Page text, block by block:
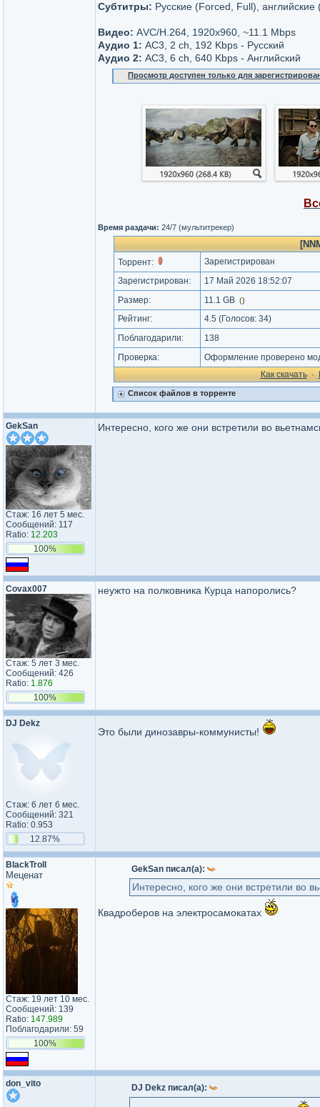
Субтитры: Русские (Forced, Full),
Видео: АVC/H.264, 1920x960, ~11.1 Мbps
Аудио 1: AC3, 2 ch, 192 Kbps - Русский
Аудио 2: AC3, 6 ch, 640 Kbps - Английский
Просмотр доступен только для
Время раздачи: 24/7 (мультитрекер)
Торрент:
Зарегистрирован
Зарегистрирован:
17 Май 2026 18:52:07
Размер:
11.1 GB ()
Рейтинг: 4.5 (Голосов: 34)
Поблагодарили:
138
Проверка:
Оформление проверено
Как cкачать·
Список файлов в торренте
GekSan
Стаж: 16 лет 5 мес.
Сообщений: 117
Ratio: 12.203
100%
Интересно, кого же они встретили во
Covax007
Стаж: 5 лет 3 мес.
Сообщений: 426
Ratio: 1.876
100%
неужто на полковника Курца напоролись?
DJ Dekz
Стаж: 6 лет 6 мес.
Сообщений: 321
Ratio: 0.953
12.87%
Это были динозавры-коммунисты!
BlackTroll
Меценат
Стаж: 19 лет 10 мес.
Сообщений: 139
Ratio: 147.989
Поблагодарили: 59
100%
GekSan писал(а):
Интересно, кого же они встретили во
Квадроберов на электросамокатах
don_vito DJ Dekz писал(а):